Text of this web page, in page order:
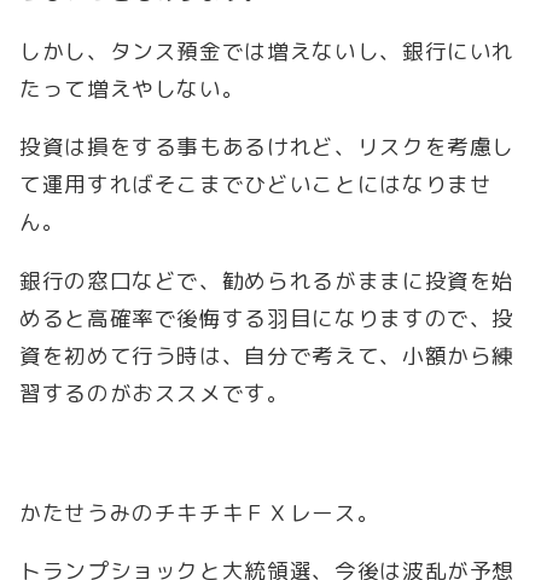
しかし、タンス預金では増えないし、銀行にいれ
たって増えやしない。
投資は損をする事もあるけれど、リスクを考慮し
て運用すればそこまでひどいことにはなりませ
ん。
銀行の窓口などで、勧められるがままに投資を始
めると高確率で後悔する羽目になりますので、投
資を初めて行う時は、自分で考えて、小額から練
習するのがおススメです。
かたせうみのチキチキＦＸレース。
トランプショックと大統領選、今後は波乱が予想